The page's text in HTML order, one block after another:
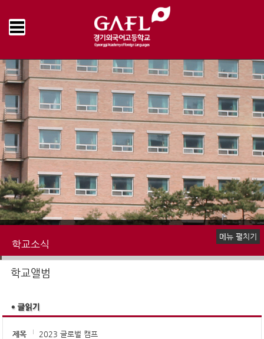
학교소식
공지사항
언론속의 경기외고
명예의전당
학교앨범
추억의 학교영상
학교신문
메뉴 펼치기
학교앨범
제목 2023 글로벌 캠프